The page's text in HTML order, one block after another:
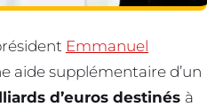
Emmanuel
aide supplémentaire d’un
d’euros destinés à